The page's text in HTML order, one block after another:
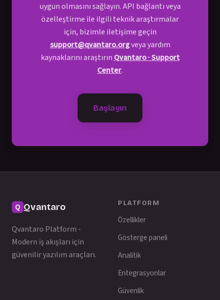
uygun olmasını sağlayın. API bağlantı veya
özelleştirme ile ilgili teknik araştırmalar
için, bizimle iletişime geçin
support@qvantaro.orgveya yardım
kaynaklarını araştırın Qvantaro · Support
Center.
Başlayın
Qvantaro
Qvantaro Platform -
Modern iş akışları için
güvenilir yazılım araçları.
PLATFORM
Özellikler
Gösterge paneli
Analitik
Entegrasyonlar
Güvenlik